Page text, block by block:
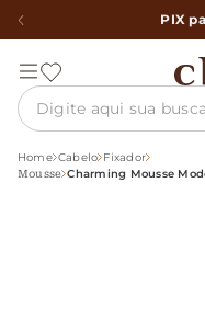
PIX
Home Cabelo Fixador
Mousse Charming Mousse